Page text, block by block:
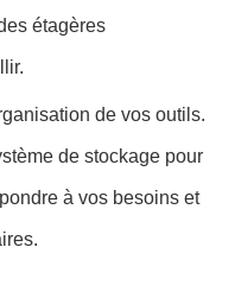
étagères
de vos outils.
de stockage pour
à vos besoins et